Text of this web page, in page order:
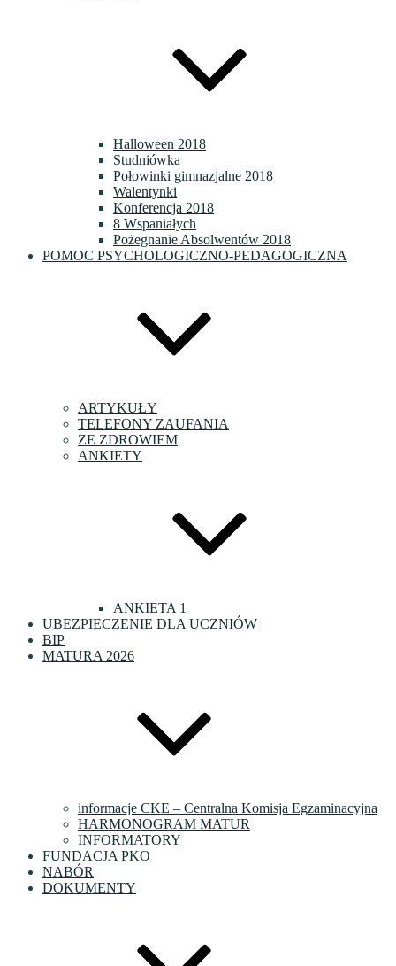
Halloween 2018
Studniówka
Połowinki gimnazjalne 2018
Walentynki
Konferencja 2018
8 Wspaniałych
Pożegnanie Absolwentów 2018
POMOC PSYCHOLOGICZNO-PEDAGOGICZNA
ARTYKUŁY
TELEFONY ZAUFANIA
ZE ZDROWIEM
ANKIETY
ANKIETA 1
UBEZPIECZENIE DLA UCZNIÓW
BIP
MATURA 2026
informacje CKE – Centralna Komisja Egzaminacyjna
HARMONOGRAM MATUR
INFORMATORY
FUNDACJA PKO
NABÓR
DOKUMENTY